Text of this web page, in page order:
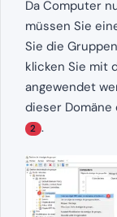
Da Computer
müssen Sie
Sie die
klicken Sie mit
angewendet
dieser
2 .